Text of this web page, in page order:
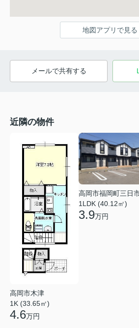
地図アプリで見る
メールで共有する
近隣の物件
高岡市木津
1K (33.65㎡)
4.6万円
高岡市福岡町三日
1LDK (40.12㎡)
3.9万円